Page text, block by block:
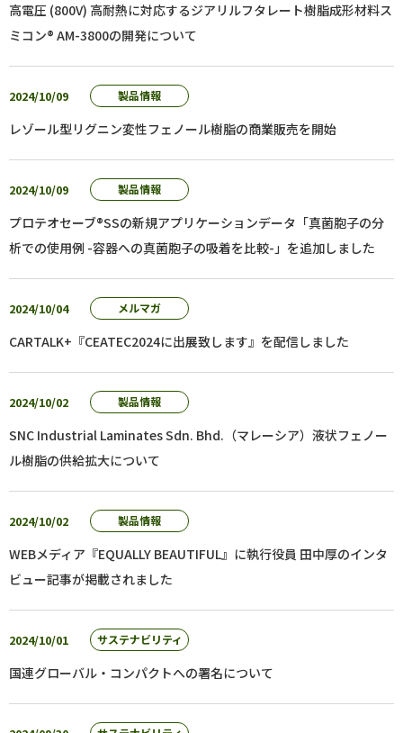
高電圧 (800V) 高耐熱に対応するジアリルフタレート樹脂成形材料ス
ミコン® AM-3800の開発について
2024/10/09 製品情報
レゾール型リグニン変性フェノール樹脂の商業販売を開始
2024/10/09 製品情報
プロテオセーブ®SSの新規アプリケーションデータ「真菌胞子の分
析での使用例 -容器への真菌胞子の吸着を比較-」を追加しました
2024/10/04 メルマガ
CARTALK+『CEATEC2024に出展致します』を配信しました
2024/10/02 製品情報
SNC Industrial Laminates Sdn. Bhd.（マレーシア）液状フェノー
ル樹脂の供給拡大について
2024/10/02 製品情報
WEBメディア『EQUALLY BEAUTIFUL』に執行役員 田中厚のインタ
ビュー記事が掲載されました
2024/10/01 サステナビリティ
国連グローバル・コンパクトへの署名について